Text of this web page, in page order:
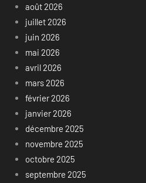
août 2026
juillet 2026
juin 2026
mai 2026
avril 2026
mars 2026
février 2026
janvier 2026
décembre 2025
novembre 2025
octobre 2025
septembre 2025